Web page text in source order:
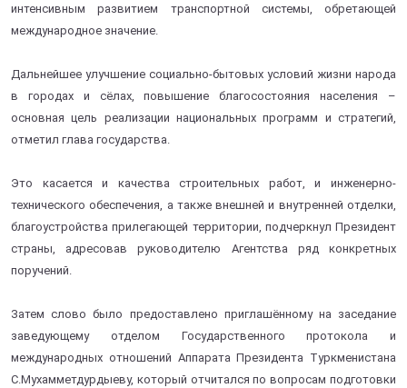
интенсивным развитием транспортной системы, обретающей
международное значение.
Дальнейшее улучшение социально-бытовых условий жизни народа
в городах и сёлах, повышение благосостояния населения –
основная цель реализации национальных программ и стратегий,
отметил глава государства.
Это касается и качества строительных работ, и инженерно-
технического обеспечения, а также внешней и внутренней отделки,
благоустройства прилегающей территории, подчеркнул Президент
страны, адресовав руководителю Агентства ряд конкретных
поручений.
Затем слово было предоставлено приглашённому на заседание
заведующему отделом Государственного протокола и
международных отношений Аппарата Президента Туркменистана
С.Мухамметдурдыеву, который отчитался по вопросам подготовки